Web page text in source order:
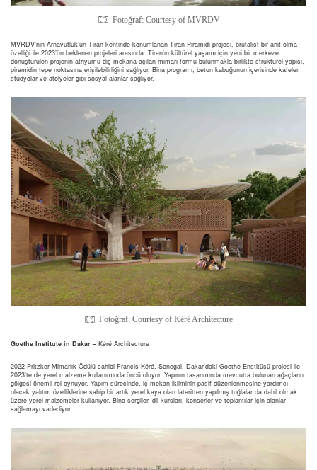
Fotoğraf: Courtesy of MVRDV
MVRDV’nin Arnavutluk’un Tiran kentinde konumlanan Tiran Piramidi projesi, brütalist bir anıt olma
özelliği ile 2023’ün beklenen projeleri arasında. Tiran’ın kültürel yaşamı için yeni bir merkeze
dönüştürülen projenin atriyumu dış mekana açılan mimari formu bulunmakla birlikte strüktürel yapısı,
piramidin tepe noktasına erişilebilirliğini sağlıyor. Bina programı, beton kabuğunun içerisinde kafeler,
stüdyolar ve atölyeler gibi sosyal alanlar sağlıyor.
Fotoğraf: Courtesy of Kéré Architecture
Goethe Institute in Dakar – Kéré Architecture
2022 Pritzker Mimarlık Ödülü sahibi Francis Kéré, Senegal, Dakar’daki Goethe Enstitüsü projesi ile
2023’te de yerel malzeme kullanımında öncü oluyor. Yapının tasarımında mevcutta bulunan ağaçların
gölgesi önemli rol oynuyor. Yapım sürecinde, iç mekan ikliminin pasif düzenlenmesine yardımcı
olacak yalıtım özelliklerine sahip bir artık yerel kaya olan lateritten yapılmış tuğlalar da dahil olmak
üzere yerel malzemeler kullanıyor. Bina sergiler, dil kursları, konserler ve toplantılar için alanlar
sağlamayı vadediyor.